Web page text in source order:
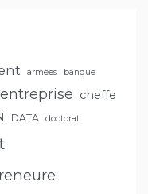
armées banque
cheffe
DATA doctorat